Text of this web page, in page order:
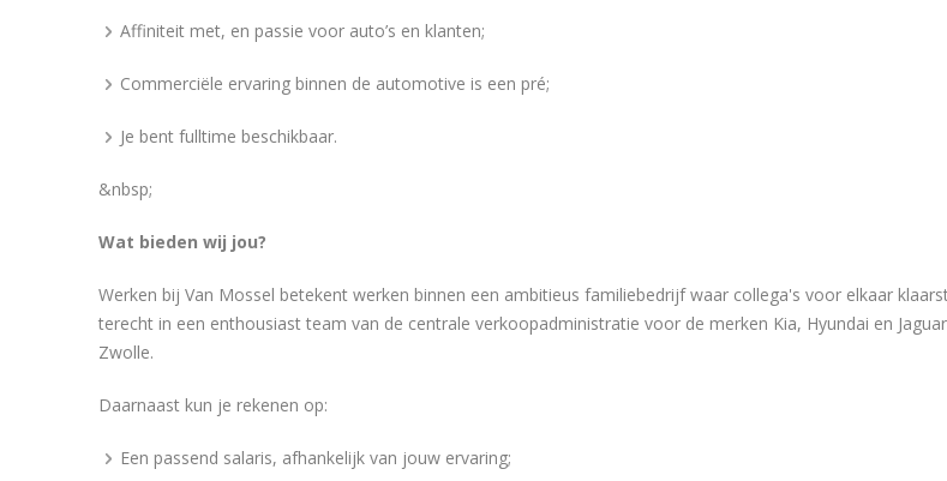
Affiniteit met, en passie voor auto’s en klanten;
Commerciële ervaring binnen de automotive is een pré;
Je bent fulltime beschikbaar.
&nbsp;
Wat bieden wij jou?
Werken bij Van Mossel betekent werken binnen een ambitieus familiebedrijf waar collega's voor elkaar
terecht in een enthousiast team van de centrale verkoopadministratie voor de merken Kia, Hyundai en
Zwolle.
Daarnaast kun je rekenen op:
Een passend salaris, afhankelijk van jouw ervaring;